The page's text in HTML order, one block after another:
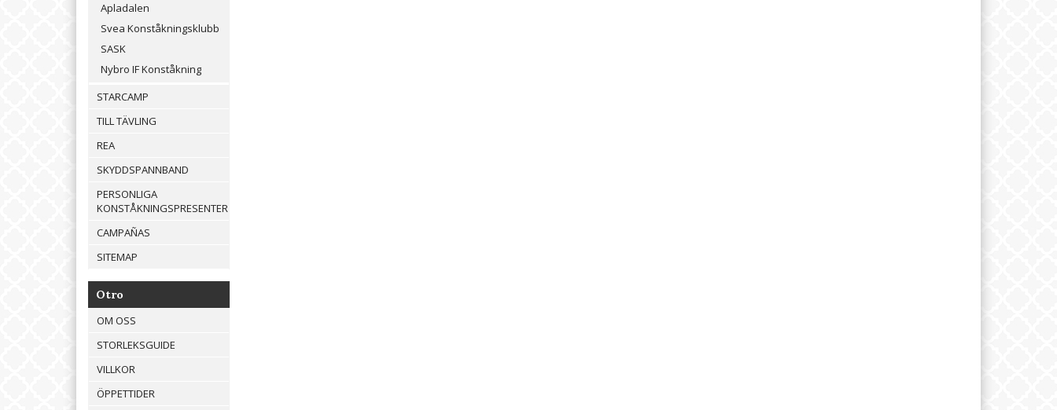
Apladalen
Svea Konståkningsklubb
SASK
Nybro IF Konståkning
STARCAMP
TILL TÄVLING
REA
SKYDDSPANNBAND
PERSONLIGA
KONSTÅKNINGSPRESENTER
CAMPAÑAS
SITEMAP
Otro
OM OSS
STORLEKSGUIDE
VILLKOR
ÖPPETTIDER